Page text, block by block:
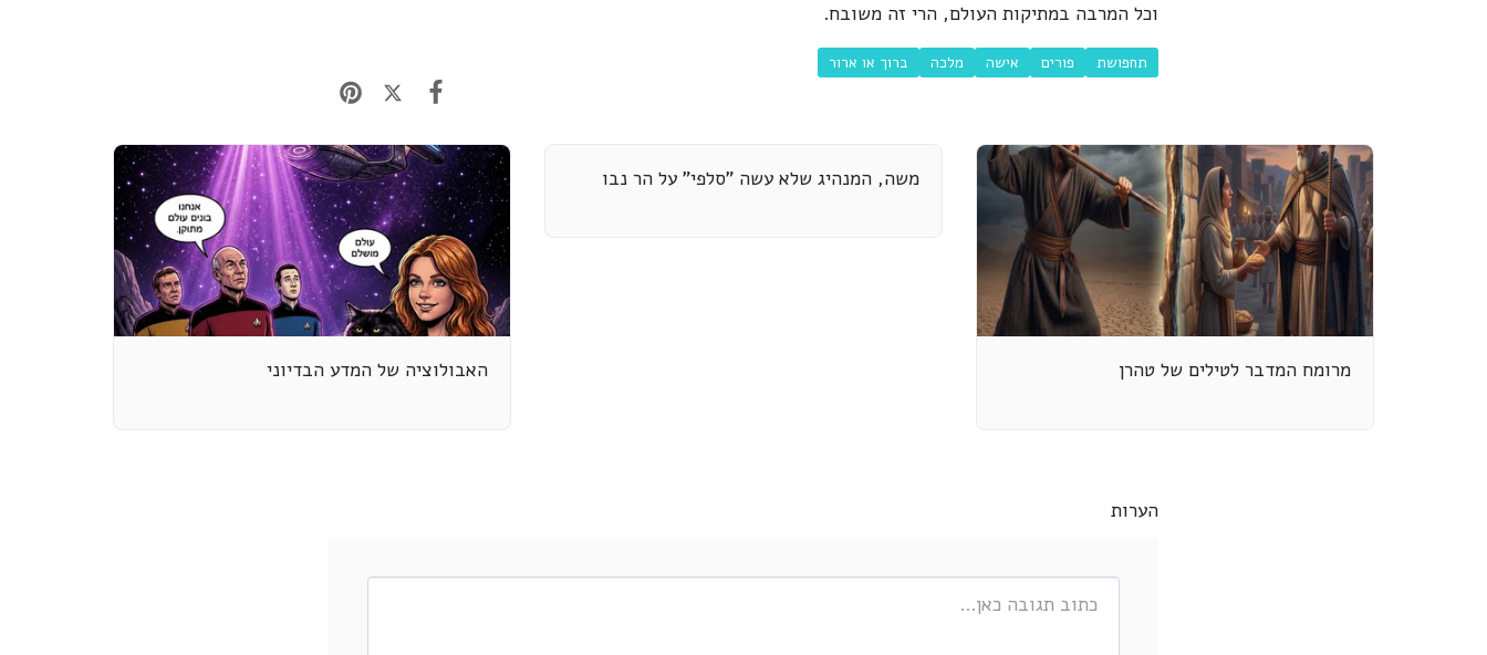
וכל המרבה במתיקות העולם, הרי זה משובח.
תחפושת פורים אישה מלכה ברוך או ארור
מרומח המדבר לטילים של טהרן
משה, המנהיג שלא עשה "סלפי" על הר נבו
האבולוציה של המדע הבדיוני
הערות